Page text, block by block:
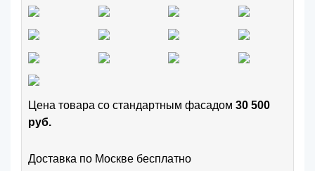
Цена товара cо стандартным фасадом 30 500
руб.
Доставка по Москве бесплатно